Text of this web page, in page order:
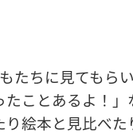
たちに見てもら
ことあるよ！
絵本と見比べた